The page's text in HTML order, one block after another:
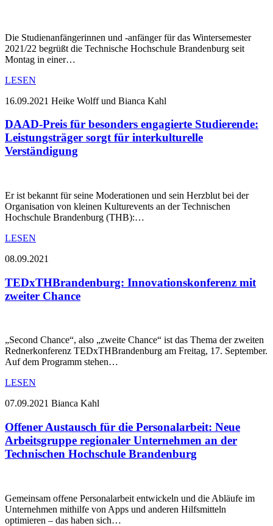
Die Studienanfängerinnen und -anfänger für das Wintersemester
2021/22 begrüßt die Technische Hochschule Brandenburg seit
Montag in einer…
LESEN
16.09.2021 Heike Wolff und Bianca Kahl
DAAD-Preis für besonders engagierte Studierende:
Leistungsträger sorgt für interkulturelle
Verständigung
Er ist bekannt für seine Moderationen und sein Herzblut bei der
Organisation von kleinen Kulturevents an der Technischen
Hochschule Brandenburg (THB):…
LESEN
08.09.2021
TEDxTHBrandenburg: Innovationskonferenz mit
zweiter Chance
„Second Chance“, also „zweite Chance“ ist das Thema der zweiten
Rednerkonferenz TEDxTHBrandenburg am Freitag, 17. September.
Auf dem Programm stehen…
LESEN
07.09.2021 Bianca Kahl
Offener Austausch für die Personalarbeit: Neue
Arbeitsgruppe regionaler Unternehmen an der
Technischen Hochschule Brandenburg
Gemeinsam offene Personalarbeit entwickeln und die Abläufe im
Unternehmen mithilfe von Apps und anderen Hilfsmitteln
optimieren – das haben sich…